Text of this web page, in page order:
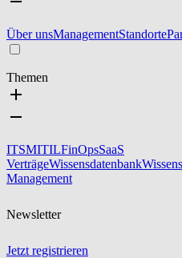
Über unsManagementStandorte
Themen
ITSMITILFinOpsSaaS
VerträgeWissensdatenbank
Management
Newsletter
Jetzt registrieren